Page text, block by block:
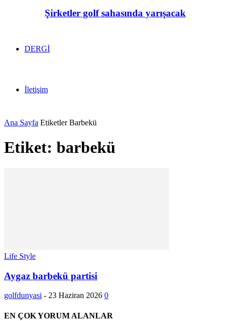
Şirketler golf sahasında yarışacak
DERGİ
İletişim
Ana Sayfa Etiketler Barbekü
Etiket: barbekü
Life Style
Aygaz barbekü partisi
golfdunyasi - 23 Haziran 2026 0
EN ÇOK YORUM ALANLAR